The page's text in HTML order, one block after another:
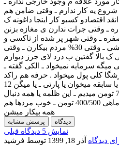
یه کار ندارم ـ وقتی ضامن هم
اقتصادو کسبو کار اینجا داغونه ک
ـ وقتی جرات ندارن ی مغازه بزنن
ـ وقتی شهر پر شده از تاکسی و
سوپر مارکت و پوشاک و ارایشی ـ وقتی 30% مردم بیکارن ـ وقتی
ک بالا گفتین ب درد لای جرز دیوارم
میگه سرمایه نمیخواد ـ الکی گفته ـ
کلی پول میخواد . حرفه هم راکد
شده ـ هرجا میری استخدامی یا سابقه میخوان یا پارتی ـ یا میگن 12
ساخت کار کن بهت 700/800 تومن میدیم ـ این ظلمه یا همه دنبال
فروشنده و بازاریاب دخترن ـ ماهی 400/500 تومن ـ خوب مردها هم
همه بیکار میشن
نمایش 5 دیدگاه قبلی
دیدگاه آذر 18, 1399 توسط فرشید